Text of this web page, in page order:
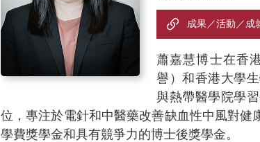
成果／活動／成
蕭嘉慧博士在香
譽）和香港大學
與熱帶醫學院學
位，專注於電針和中醫藥改善缺血性中風對
學費獎學金和具有競爭力的博士後獎學金。